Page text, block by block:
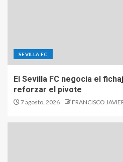
SEVILLA FC
El Sevilla FC negocia el
reforzar el pivote
7 agosto, 2026 FRANCISCO